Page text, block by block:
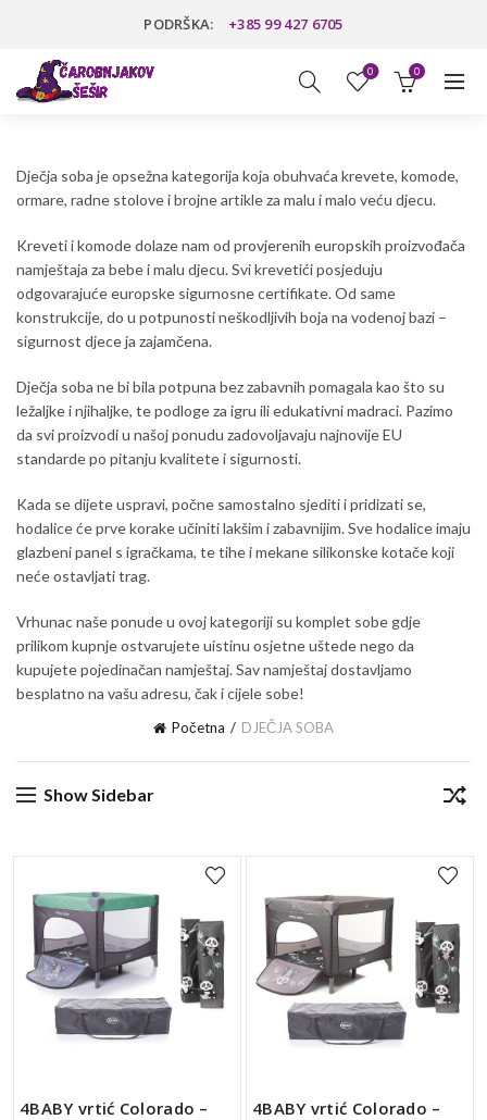
PODRŠKA: +385 99 427 6705
0 0
Dječja soba je opsežna kategorija koja obuhvaća krevete, komode,
ormare, radne stolove i brojne artikle za malu i malo veću djecu.
Kreveti i komode dolaze nam od provjerenih europskih proizvođača
namještaja za bebe i malu djecu. Svi krevetići posjeduju
odgovarajuće europske sigurnosne certifikate. Od same
konstrukcije, do u potpunosti neškodljivih boja na vodenoj bazi –
sigurnost djece ja zajamčena.
Dječja soba ne bi bila potpuna bez zabavnih pomagala kao što su
ležaljke i njihaljke, te podloge za igru ili edukativni madraci. Pazimo
da svi proizvodi u našoj ponudu zadovoljavaju najnovije EU
standarde po pitanju kvalitete i sigurnosti.
Kada se dijete uspravi, počne samostalno sjediti i pridizati se,
hodalice će prve korake učiniti lakšim i zabavnijim. Sve hodalice imaju
glazbeni panel s igračkama, te tihe i mekane silikonske kotače koji
neće ostavljati trag.
Vrhunac naše ponude u ovoj kategoriji su komplet sobe gdje
prilikom kupnje ostvarujete uistinu osjetne uštede nego da
kupujete pojedinačan namještaj. Sav namještaj dostavljamo
besplatno na vašu adresu, čak i cijele sobe!
Početna DJEČJA SOBA
Show Sidebar
4BABY vrtić Colorado –
4BABY vrtić Colorado –